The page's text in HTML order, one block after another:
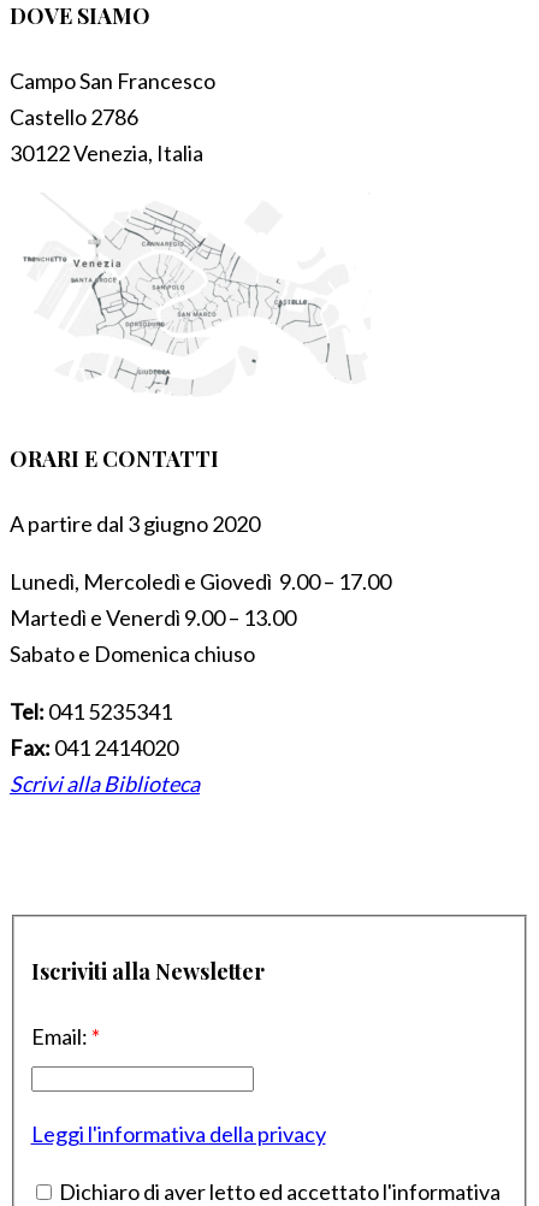
DOVE SIAMO
Campo San Francesco
Castello 2786
30122 Venezia, Italia
ORARI E CONTATTI
A partire dal 3 giugno 2020
Lunedì, Mercoledì e Giovedì 9.00 – 17.00
Martedì e Venerdì 9.00 – 13.00
Sabato e Domenica chiuso
Tel: 041 5235341
Fax: 041 2414020
Scrivi alla Biblioteca
Iscriviti alla Newsletter
Email: *
Leggi l'informativa della privacy
Dichiaro di aver letto ed accettato l'informativa